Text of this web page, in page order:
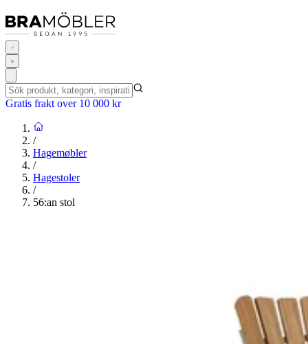
Gratis frakt over 10 000 kr
/
Hagemøbler
/
Hagestoler
/
56:an stol